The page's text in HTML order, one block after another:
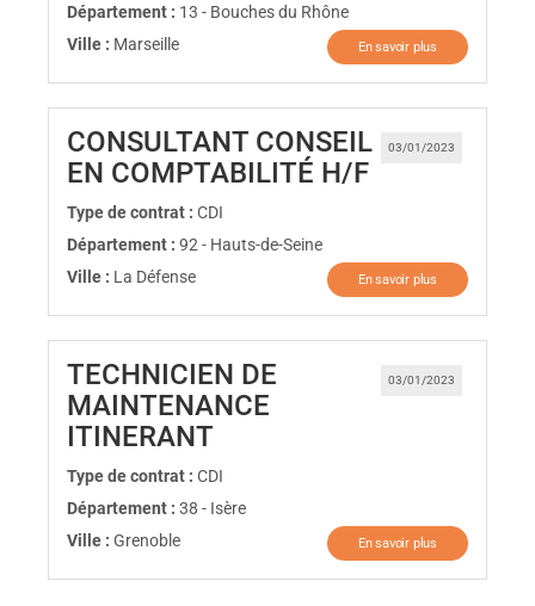
Département : 13 - Bouches du Rhône
Ville : Marseille En savoir plus
03/01/2023
CONSULTANT CONSEIL
EN COMPTABILITÉ H/F(Nouvelle
Type de contrat : CDI
Département : 92 - Hauts-de-Seine
Ville : La Défense En savoir plus
03/01/2023
TECHNICIEN DE
MAINTENANCE
ITINERANT
Type de contrat : CDI
Département : 38 - Isère
Ville : Grenoble En savoir plus